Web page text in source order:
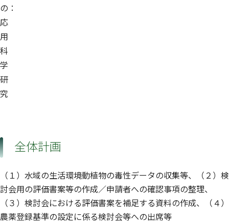
の：
応
用
科
学
研
究
全体計画
（１）水域の生活環境動植物の毒性データの収集等、（２）検
討会用の評価書案等の作成／申請者への確認事項の整理、
（３）検討会における評価書案を補足する資料の作成、（４）
農薬登録基準の設定に係る検討会等への出席等